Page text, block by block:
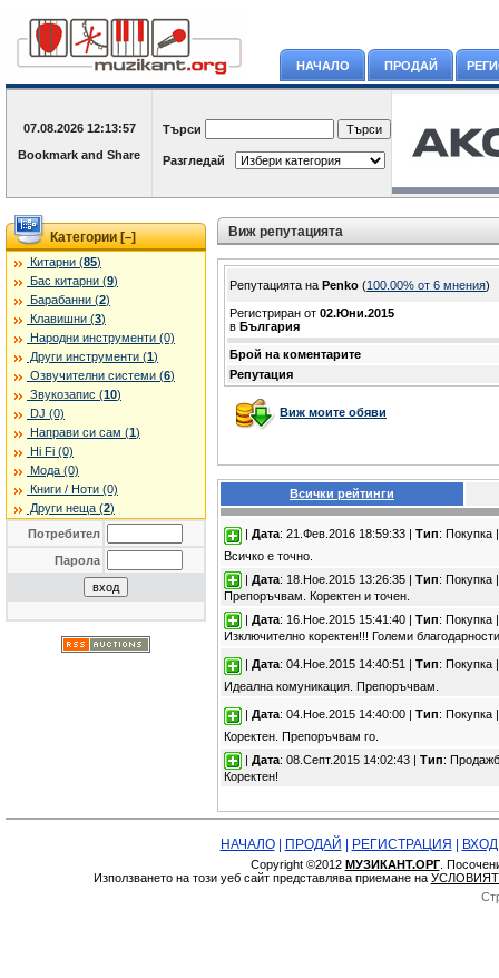
НАЧАЛО ПРОДАЙ
07.08.2026 12:13:57 Търси
Разгледай
Категории [–]
Китарни (85)
Бас китарни (9)
Барабанни (2)
Клавишни (3)
Народни инструменти (0)
Други инструменти (1)
Озвучителни системи (6)
Звукозапис (10)
DJ (0)
Направи си сам (1)
Hi Fi (0)
Мода (0)
Книги / Ноти (0)
Други неща (2)
Потребител
Парола
Виж репутацията
Репутацията на Penko (100.00% oт 6 мнения)
Регистриран от 02.Юни.2015
в България
Брой на коментарите
Репутация
Виж моите обяви
Всички рейтинги
Дата: 21.Фев.2016 18:59:33 | Тип: Покупка
Всичко е точно.
| Дата: 18.Ное.2015 13:26:35 | Тип: Покупка
Препоръчвам. Коректен и точен.
| Дата: 16.Ное.2015 15:41:40 | Тип: Покупка
Изключително коректен!!! Големи
Дата: 04.Ное.2015 14:40:51 | Тип: Покупка
Идеална комуникация. Препоръчвам.
Дата: 04.Ное.2015 14:40:00 | Тип: Покупка
Коректен. Препоръчвам го.
| Дата: 08.Септ.2015 14:02:43 | Тип:
Коректен!
НАЧАЛО| ПРОДАЙ РЕГИСТРАЦИЯ ВХОД
Copyright ©2012 МУЗИКАНТ.ОРГ.
Използването на този уеб сайт представлява приемане на